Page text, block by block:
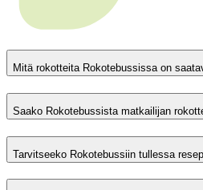
Mitä rokotteita Rokotebussissa on
Saako Rokotebussista matkailijan
Tarvitseeko Rokotebussiin tullessa